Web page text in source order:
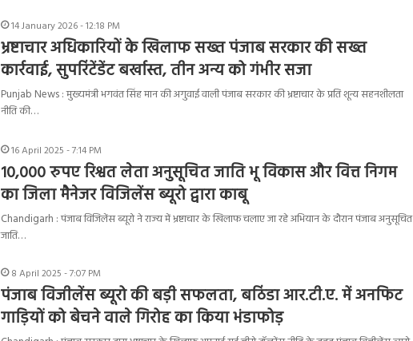
14 January 2026 - 12:18 PM
भ्रष्टाचार अधिकारियों के खिलाफ सख्त पंजाब सरकार की सख्त
कार्रवाई, सुपरिंटेंडेंट बर्खास्त, तीन अन्य को गंभीर सजा
Punjab News : मुख्यमंत्री भगवंत सिंह मान की अगुवाई वाली पंजाब सरकार की भ्रष्टाचार के प्रति शून्य सहनशीलता
नीति की…
16 April 2025 - 7:14 PM
10,000 रुपए रिश्वत लेता अनुसूचित जाति भू विकास और वित्त निगम
का जिला मैनेजर विजिलेंस ब्यूरो द्वारा काबू
Chandigarh : पंजाब विजिलेंस ब्यूरो ने राज्य में भ्रष्टाचार के खिलाफ चलाए जा रहे अभियान के दौरान पंजाब अनुसूचित
जाति…
8 April 2025 - 7:07 PM
पंजाब विजीलेंस ब्यूरो की बड़ी सफलता, बठिंडा आर.टी.ए. में अनफिट
गाड़ियों को बेचने वाले गिरोह का किया भंडाफोड़